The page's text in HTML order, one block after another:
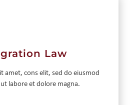
Law
amet, cons elit, sed do eiusmod
labore et dolore magna.